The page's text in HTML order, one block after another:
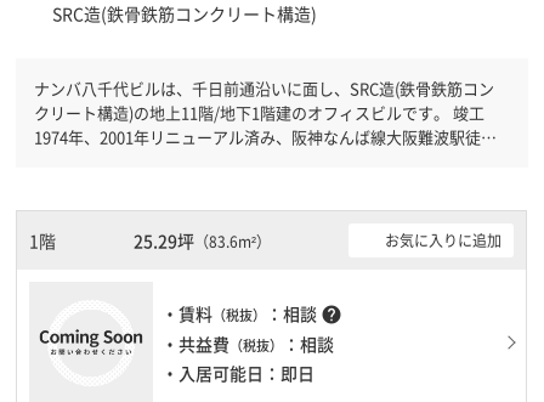
SRC造(鉄骨鉄筋コンクリート構造)
ナンバ八千代ビルは、千日前通沿いに面し、SRC造(鉄骨鉄筋コン
クリート構造)の地上11階/地下1階建のオフィスビルです。 竣工
1974年、2001年リニューアル済み、阪神なんば線大阪難波駅徒歩1
日・祝日も利用可能になりますので自由に出入りが出来ます。
1階 25.29坪 （83.6m²） お気に入りに追加
・賃料 （税抜） ：相談 help
・共益費 （税抜）
：相談
・入居可能日：即日